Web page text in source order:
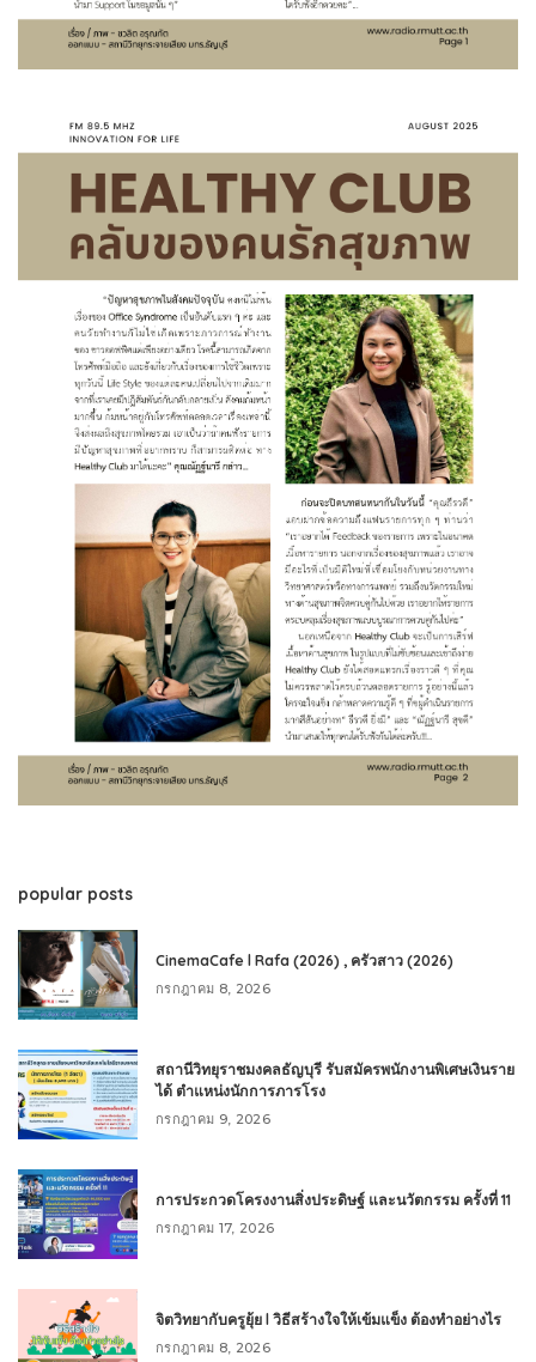
popular posts
CinemaCafe l Rafa (2026) , ครัวสาว (2026)
กรกฎาคม 8, 2026
สถานีวิทยุราชมงคลธัญบุรี รับสมัครพนักงานพิเศษเงินราย
ได้ ตำแหน่งนักการภารโรง
กรกฎาคม 9, 2026
การประกวดโครงงานสิ่งประดิษฐ์ และนวัตกรรม ครั้งที่ 11
กรกฎาคม 17, 2026
จิตวิทยากับครูยุ้ย l วิธีสร้างใจให้เข้มแข็ง ต้องทำอย่างไร
กรกฎาคม 8, 2026